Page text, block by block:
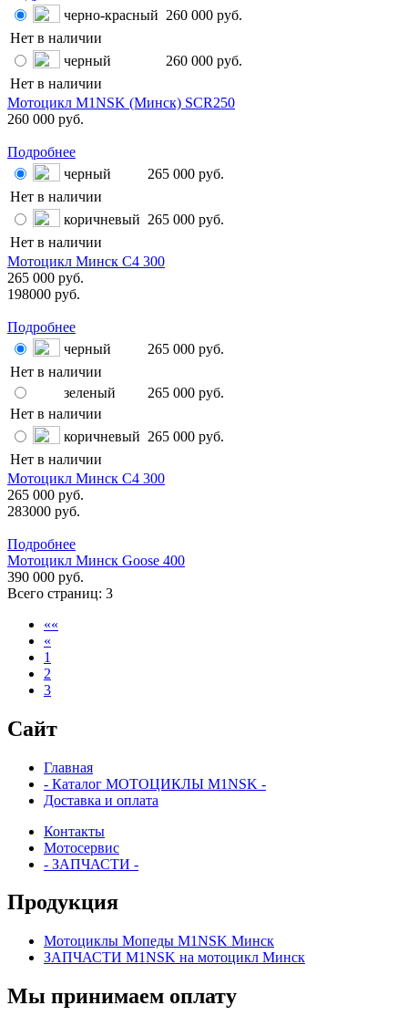
черно-красный 260 000 руб.
Нет в наличии
черный
260 000 руб.
Нет в наличии
Мотоцикл M1NSK (Минск) SСR250
260 000 руб.
Подробнее
черный
265 000 руб.
Нет в наличии
коричневый 265 000 руб.
Нет в наличии
Мотоцикл Минск C4 300
265 000 руб.
198000 руб.
Подробнее
черный
265 000 руб.
Нет в наличии
зеленый
265 000 руб.
Нет в наличии
коричневый 265 000 руб.
Нет в наличии
Мотоцикл Минск C4 300
265 000 руб.
283000 руб.
Подробнее
Мотоцикл Mинск Goose 400
390 000 руб.
Всего страниц: 3
««
«
1
2
3
Сайт
Главная
- Каталог МОТОЦИКЛЫ M1NSK -
Доставка и оплата
Контакты
Мотосервис
- ЗАПЧАСТИ -
Продукция
Мотоциклы Мопеды M1NSK Минск
ЗАПЧАСТИ M1NSK на мотоцикл Минск
Мы принимаем оплату